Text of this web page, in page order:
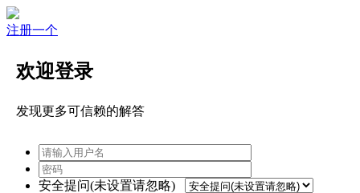
注册一个
欢迎登录
发现更多可信赖的解答
安全提问(未设置请忽略)